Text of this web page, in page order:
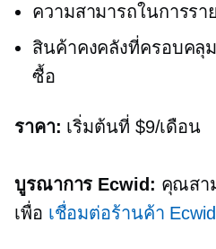
ความสามารถในการร
สินค้าคงคลังที่ครอบคลุ
ซื้อ
ราคา: เริ่มต้นที่ $9/เดือน
บูรณาการ Ecwid: คุณสา
เพื่อ เชื่อมต่อร้านค้า